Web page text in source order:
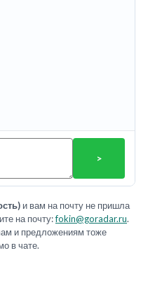
>
и вам на почту не пришла
на почту:fokin@goradar.ru.
и предложениям тоже
в чате.